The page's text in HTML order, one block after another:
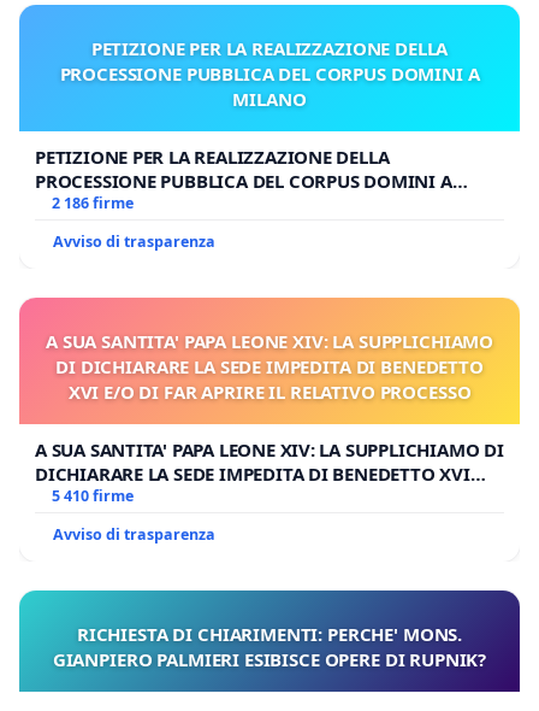
PETIZIONE PER LA REALIZZAZIONE DELLA
PROCESSIONE PUBBLICA DEL CORPUS DOMINI A
MILANO
PETIZIONE PER LA REALIZZAZIONE DELLA
PROCESSIONE PUBBLICA DEL CORPUS DOMINI A
MILANO
2 186 firme
Avviso di trasparenza
A SUA SANTITA' PAPA LEONE XIV: LA SUPPLICHIAMO
DI DICHIARARE LA SEDE IMPEDITA DI BENEDETTO
XVI E/O DI FAR APRIRE IL RELATIVO PROCESSO
A SUA SANTITA' PAPA LEONE XIV: LA SUPPLICHIAMO DI
DICHIARARE LA SEDE IMPEDITA DI BENEDETTO XVI
E/O DI FAR APRIRE IL RELATIVO PROCESSO
5 410 firme
Avviso di trasparenza
RICHIESTA DI CHIARIMENTI: PERCHE' MONS.
GIANPIERO PALMIERI ESIBISCE OPERE DI RUPNIK?